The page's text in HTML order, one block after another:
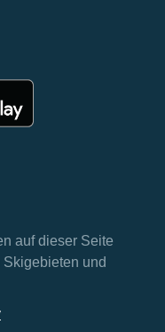
auf dieser Seite
und